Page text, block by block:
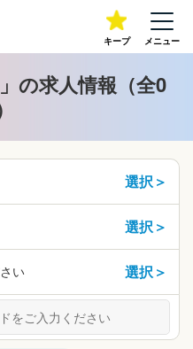
キープ メニュー
の求人情報（全0
選択＞
選択＞
い 選択＞